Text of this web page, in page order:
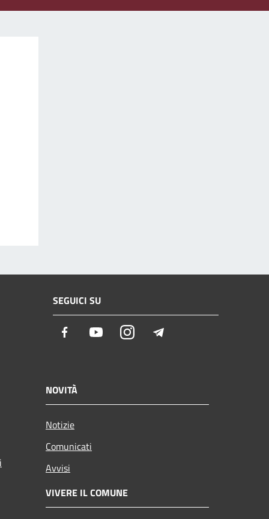
SEGUICI SU
Facebook YoutubeInstagram
NOVITÀ
Notizie
Comunicati
Avvisi
VIVERE IL COMUNE